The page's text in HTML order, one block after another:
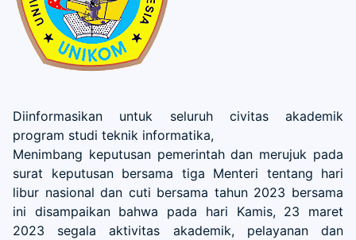
Diinformasikan untuk seluruh civitas akademik
program studi teknik informatika,
Menimbang keputusan pemerintah dan merujuk pada
surat keputusan bersama tiga Menteri tentang hari
libur nasional dan cuti bersama tahun 2023 bersama
ini disampaikan bahwa pada hari Kamis, 23 maret
2023 segala aktivitas akademik, pelayanan dan